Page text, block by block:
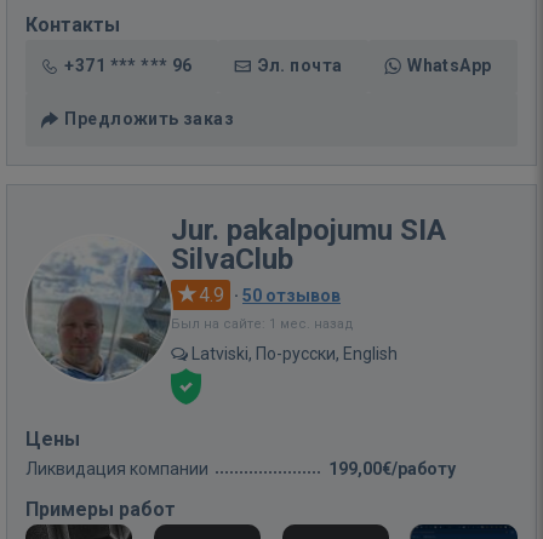
Контакты
+371 *** *** 96 Эл. почта WhatsApp
Предложить заказ
Jur. pakalpojumu SIA
SilvaClub
4.9 · 50 отзывов
Был на сайте: 1 мес. назад
Latviski, По-русски, English
Цены
Ликвидация компании 199,00€/работу
Примеры работ